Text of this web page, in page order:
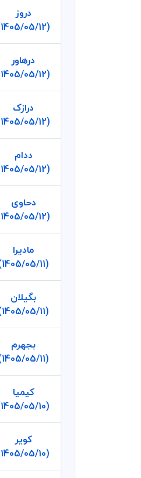
دروز
05/12)
درهاور
05/12)
درازک
05/12)
ددام
05/12)
دحاوی
05/12)
مادیرا
05/11)
بگیلان
05/11)
بجهرم
05/11)
کیمیا
05/10)
کویر
05/10)